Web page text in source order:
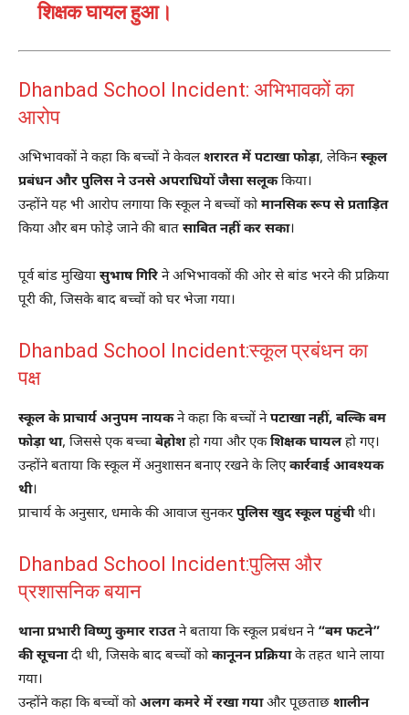
शिक्षक घायल हुआ।
Dhanbad School Incident: अभिभावकों का
आरोप
अभिभावकों ने कहा कि बच्चों ने केवलशरारत में पटाखा फोड़ा, लेकिनस्कूल
प्रबंधन और पुलिस ने उनसे अपराधियों जैसा सलूककिया।
उन्होंने यह भी आरोप लगाया कि स्कूल ने बच्चों को मानसिक रूप से प्रताड़ित
किया और बम फोड़े जाने की बात साबित नहीं कर सका।
पूर्व बांड मुखिया सुभाष गिरि ने अभिभावकों की ओर से बांड भरने की प्रक्रिया
पूरी की, जिसके बाद बच्चों को घर भेजा गया।
Dhanbad School Incident:स्कूल प्रबंधन का
पक्ष
स्कूल के प्राचार्य अनुपम नायकने कहा कि बच्चों नेपटाखा नहीं, बल्कि बम
फोड़ा था, जिससे एक बच्चा बेहोशहो गया और एकशिक्षक घायलहो गए।
उन्होंने बताया कि स्कूल में अनुशासन बनाए रखने के लिएकार्रवाई आवश्यक
थी।
प्राचार्य के अनुसार, धमाके की आवाज सुनकरपुलिस खुद स्कूल पहुंचीथी।
Dhanbad School Incident:पुलिस और
प्रशासनिक बयान
थाना प्रभारी विष्णु कुमार राउतने बताया कि स्कूल प्रबंधन ने “बम फटने”
की सूचनादी थी, जिसके बाद बच्चों को कानूनन प्रक्रियाके तहत थाने लाया
गया।
उन्होंने कहा कि बच्चों को अलग कमरे में रखा गयाऔर पूछताछ शालीन